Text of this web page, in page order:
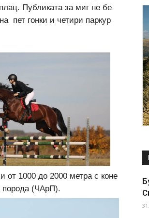
Публиката за миг не бе
пет гонки и четири паркур
от 1000 до 2000 метра с коне
порода (ЧАрП).